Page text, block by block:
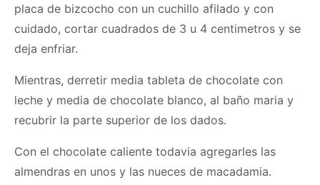
placa de bizcocho con un cuchillo afilado y con
cuidado, cortar cuadrados de 3 u 4 centimetros y se
deja enfriar.
Mientras, derretir media tableta de chocolate con
leche y media de chocolate blanco, al baño maria y
recubrir la parte superior de los dados.
Con el chocolate caliente todavia agregarles las
almendras en unos y las nueces de macadamia.